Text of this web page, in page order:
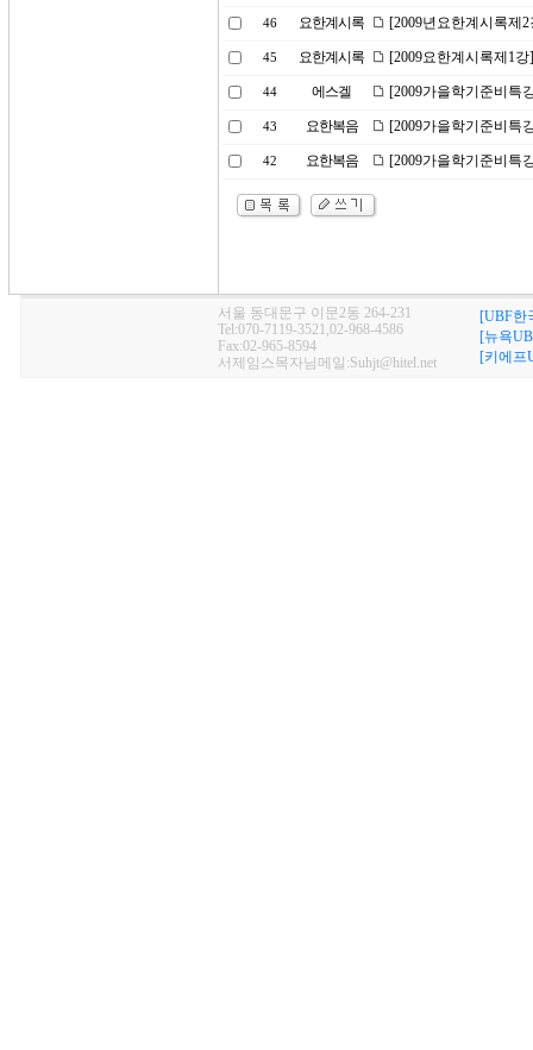
46 요한계시록 [2009년요한계시록제
45 요한계시록 [2009요한계시록제1
44 에스겔 [2009가을학기준비특
43 요한복음 [2009가을학기준비특
42 요한복음 [2009가을학기준비특
서울 동대문구 이문2동 264-231
Tel:070-7119-3521,02-968-4586
Fax:02-965-8594
서제임스목자님메일:Suhjt@hitel.net
[UBF한
[뉴욕
[키에프